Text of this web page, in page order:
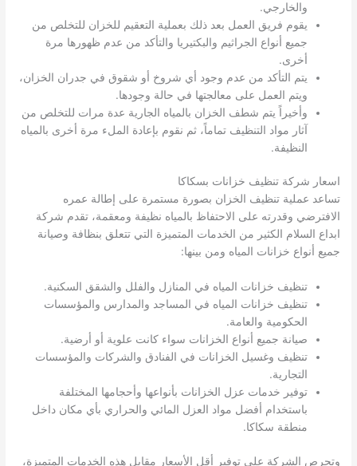
والخارجي.
يقوم فريق العمل بعد ذلك بعملية التعقيم للخزان للتخلص من
جميع أنواع الجراثيم والبكتيريا والتأكد من عدم ظهورها مرة
أخرى.
يتم التأكد من عدم وجود أي شروخ أو شقوق في جدران الخزان،
ويتم العمل على معالجتها في حالة وجودها.
وأخيراً يتم شطف الخزان بالمياه الجارية عدة مرات للتخلص من
آثار مواد التنظيف تماماً، ثم نقوم بإعادة الملء مرة أخرى بالمياه
النظيفة.
اسعار شركة تنظيف خزانات بسكاكا
تساعد عملية تنظيف الخزان بصورة مستمرة على إطالة عمره
الافترضي وقدرته على الاحتفاظ بالمياه نظيفة ومعقمة، تقدم شركة
ابداع السلام الكثير من الخدمات المتميزة التي تتعلق بنظافة وصيانة
جميع أنواع خزانات المياه ومن بينها:
تنظيف خزانات المياه في المنازل والفلل والشقق السكنية.
تنظيف خزانات المياه في المساجد والمدارس والمؤسسات
الحكومية والعامة.
صيانة جميع أنواع الخزانات سواء كانت علوية أو أرضية.
تنظيف وغسيل الخزانات في الفنادق والشركات والمؤسسات
التجارية.
توفير خدمات عزل الخزانات بأنواعها وأحجامها المختلفة
باستخدام أفضل مواد العزل المائي والحراري بأي مكان داخل
منطقة سكاكا.
وتحرص الشركة على توفير أقل الأسعار مقابل هذه الخدمات المتميزة،